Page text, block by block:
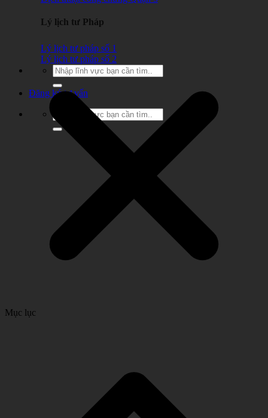
Lý lịch tư Pháp
Lý lịch tư pháp số 1
Lý lịch tư pháp số 2
Đăng ký tư vấn
Mục lục